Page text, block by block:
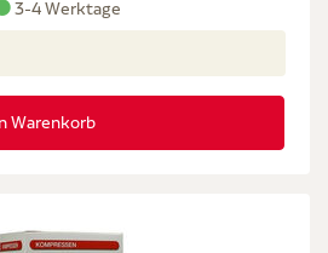
3-4 Werktage
Warenkorb